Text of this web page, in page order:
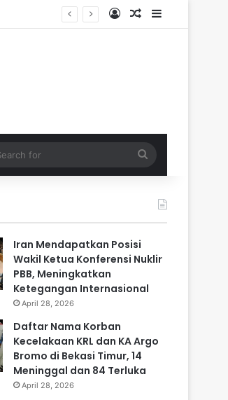
Log InRandom Article
Sidebar
for
Iran Mendapatkan Posisi
Wakil Ketua Konferensi Nuklir
PBB, Meningkatkan
Ketegangan Internasional
April 28, 2026
Daftar Nama Korban
Kecelakaan KRL dan KA Argo
Bromo di Bekasi Timur, 14
Meninggal dan 84 Terluka
April 28, 2026